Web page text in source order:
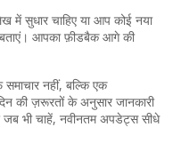
में सुधार चाहिए या आप कोई नया
बताएं। आपका फ़ीडबैक आगे की
समाचार नहीं, बल्कि एक
की ज़रूरतों के अनुसार जानकारी
भी चाहें, नवीनतम अपडेट्स सीधे